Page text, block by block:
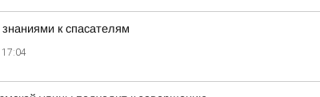
к спасателям
17:04